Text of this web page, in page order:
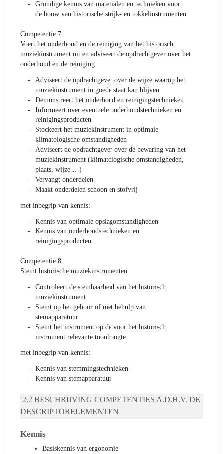
Grondige kennis van materialen en technieken voor
de bouw van historische strijk- en tokkelinstrumenten
Competentie 7:
Voert het onderhoud en de reiniging van het historisch
muziekinstrument uit en adviseert de opdrachtgever over het
onderhoud en de reiniging
Adviseert de opdrachtgever over de wijze waarop het
muziekinstrument in goede staat kan blijven
Demonstreert het onderhoud en reinigingstechnieken
Informeert over eventuele onderhoudstechnieken en
reinigingsproducten
Stockeert het muziekinstrument in optimale
klimatologische omstandigheden
Adviseert de opdrachtgever over de bewaring van het
muziekinstrument (klimatologische omstandigheden,
plaats, wijze …)
Vervangt onderdelen
Maakt onderdelen schoon en stofvrij
met inbegrip van kennis:
Kennis van optimale opslagomstandigheden
Kennis van onderhoudstechnieken en
reinigingsproducten
Competentie 8:
Stemt historische muziekinstrumenten
Controleert de stembaarheid van het historisch
muziekinstrument
Stemt op het gehoor of met behulp van
stemapparatuur
Stemt het instrument op de voor het historisch
instrument relevante toonhoogte
met inbegrip van kennis:
Kennis van stemmingstechnieken
Kennis van stemapparatuur
BESCHRIJVING COMPETENTIES A.D.H.V. DE
DESCRIPTORELEMENTEN
Kennis
Basiskennis van ergonomie